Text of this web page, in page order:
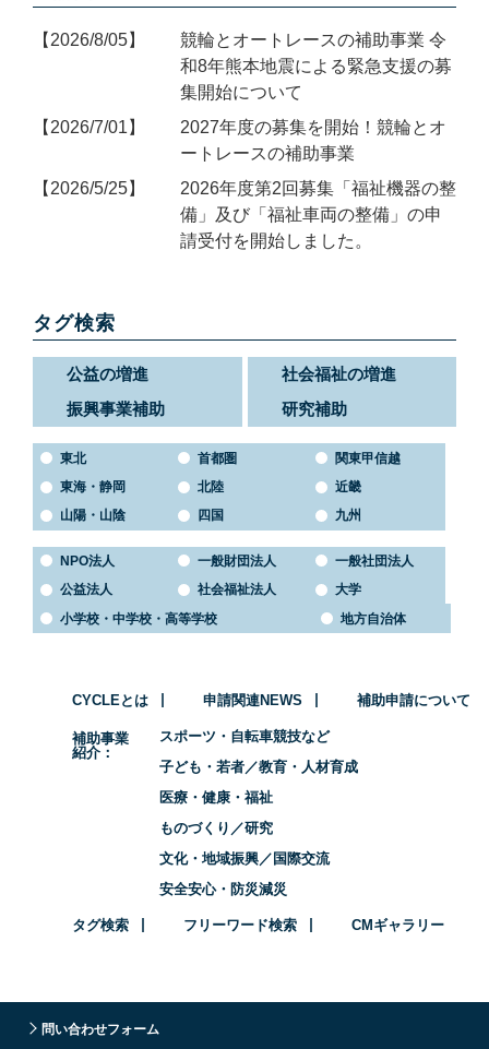
2026/8/05
競輪とオートレースの補助事業 令
和8年熊本地震による緊急支援の募
集開始について
2026/7/01
2027年度の募集を開始！競輪とオ
ートレースの補助事業
2026/5/25
2026年度第2回募集「福祉機器の整
備」及び「福祉車両の整備」の申
請受付を開始しました。
タグ検索
公益の増進
社会福祉の増進
振興事業補助
研究補助
東北 首都圏
関東甲信越
東海・静岡
北陸
近畿
山陽・山陰
四国 九州
NPO法人 一般財団法人
一般社団法人
公益法人
社会福祉法人
大学
小学校・中学校・高等学校
地方自治体
CYCLEとは 申請関連NEWS 補助申請について
補助事業
紹介
スポーツ・自転車競技など
子ども・若者／教育・人材育成
医療・健康・福祉
ものづくり／研究
文化・地域振興／国際交流
安全安心・防災減災
タグ検索 フリーワード検索 CMギャラリー
問い合わせフォーム